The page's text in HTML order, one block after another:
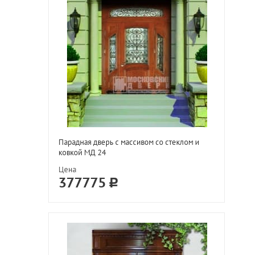
Парадная дверь с массивом со стеклом и
ковкой МД 24
Цена
377775